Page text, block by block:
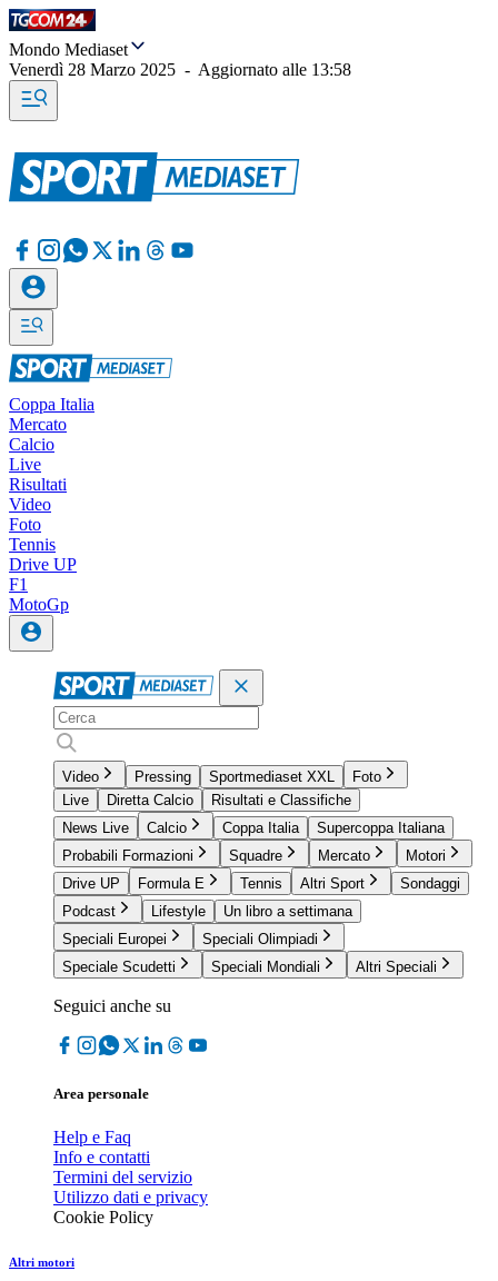
Mondo Mediaset
Venerdì 28 Marzo 2025 - Aggiornato alle 13:58
Coppa Italia
Mercato
Calcio
Live
Risultati
Video
Foto
Tennis
Drive UP
F1
MotoGp
Video Pressing Sportmediaset XXL
Foto
Live
Diretta Calcio
Risultati e Classifiche
News Live
Calcio Coppa Italia
Supercoppa Italiana
Probabili Formazioni
Squadre Mercato
Motori
Drive UP
Formula E Tennis Altri Sport
Sondaggi
Podcast
Lifestyle
Un libro a settimana
Speciali Europei
Speciali Olimpiadi
Speciale Scudetti
Speciali Mondiali Altri Speciali
Seguici anche su
Area personale
Help e Faq
Info e contatti
Termini del servizio
Utilizzo dati e privacy
Cookie Policy
Altri motori